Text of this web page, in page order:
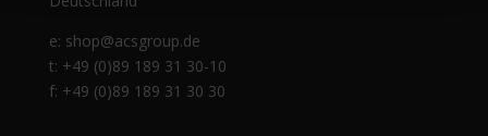
e: shop@acsgroup.de
t: +49 (0)89 189 31 30-10
f: +49 (0)89 189 31 30 30